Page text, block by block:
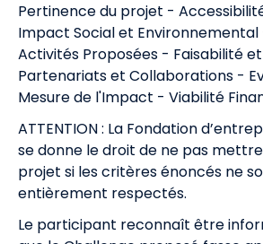
Pertinence du projet -
Impact Social et
Activités Proposées - Faisabilité
Partenariats et Collaborations -
Mesure de l'Impact - Viabilité
ATTENTION : La Fondation
se donne le droit de ne pas
projet si les critères énoncés ne
entièrement respectés.
Le participant reconnaît être